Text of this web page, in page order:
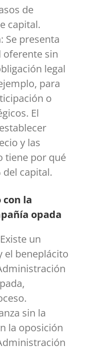
de
capital.
: Se presenta
oferente sin
legal
para
o
El
y las
tiene por qué
del capital.
con la
opada
un
el beneplácito
sin la
la oposición